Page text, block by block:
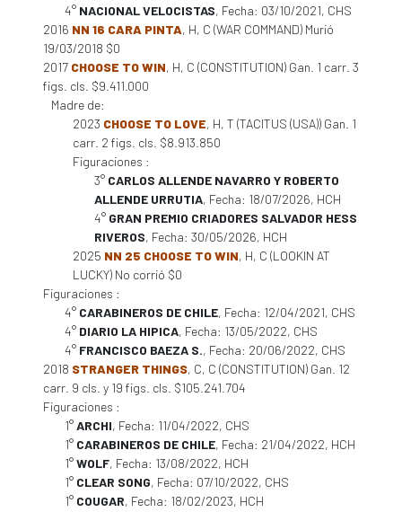
4° NACIONAL VELOCISTAS, Fecha: 03/10/2021, CHS
2016 NN 16 CARA PINTA, H, C (WAR COMMAND) Murió
19/03/2018 $0
2017 CHOOSE TO WIN, H, C (CONSTITUTION) Gan. 1 carr. 3
figs. cls. $9.411.000
Madre de:
2023 CHOOSE TO LOVE, H, T (TACITUS (USA)) Gan. 1
carr. 2 figs. cls. $8.913.850
Figuraciones :
3° CARLOS ALLENDE NAVARRO Y ROBERTO
ALLENDE URRUTIA, Fecha: 18/07/2026, HCH
4° GRAN PREMIO CRIADORES SALVADOR HESS
RIVEROS, Fecha: 30/05/2026, HCH
2025 NN 25 CHOOSE TO WIN, H, C (LOOKIN AT
LUCKY) No corrió $0
Figuraciones :
4° CARABINEROS DE CHILE, Fecha: 12/04/2021, CHS
4° DIARIO LA HIPICA, Fecha: 13/05/2022, CHS
4° FRANCISCO BAEZA S., Fecha: 20/06/2022, CHS
2018 STRANGER THINGS, C, C (CONSTITUTION) Gan. 12
carr. 9 cls. y 19 figs. cls. $105.241.704
Figuraciones :
1°ARCHI, Fecha: 11/04/2022, CHS
1° CARABINEROS DE CHILE, Fecha: 21/04/2022, HCH
1°WOLF, Fecha: 13/08/2022, HCH
1° CLEAR SONG, Fecha: 07/10/2022, CHS
1° COUGAR, Fecha: 18/02/2023, HCH